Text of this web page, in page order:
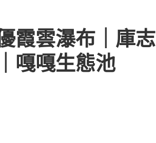
霞雲瀑布｜庫志
嘎嘎生態池